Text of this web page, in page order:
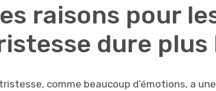
raisons pour
dure plus
comme beaucoup d’émotions, a